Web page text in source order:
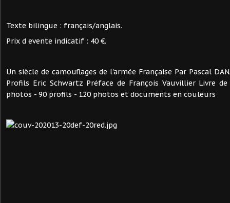
Texte bilingue : français/anglais.
Prix d evente indicatif : 40 €.
Un siècle de camouflages de l'armée Française Par Pascal
Profils Eric Schwartz Préface de François Vauvillier Livre
photos - 90 profils - 120 photos et documents en couleurs